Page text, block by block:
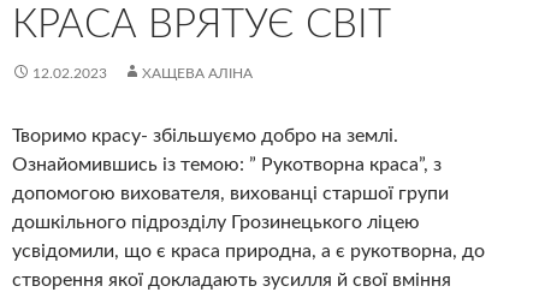
КРАСА ВРЯТУЄ СВІТ
12.02.2023 ХАЩЕВА АЛІНА
Творимо красу- збільшуємо добро на землі.
Ознайомившись із темою: ” Рукотворна краса”, з
допомогою вихователя, вихованці старшої групи
дошкільного підрозділу Грозинецького ліцею
усвідомили, що є краса природна, а є рукотворна, до
створення якої докладають зусилля й свої вміння